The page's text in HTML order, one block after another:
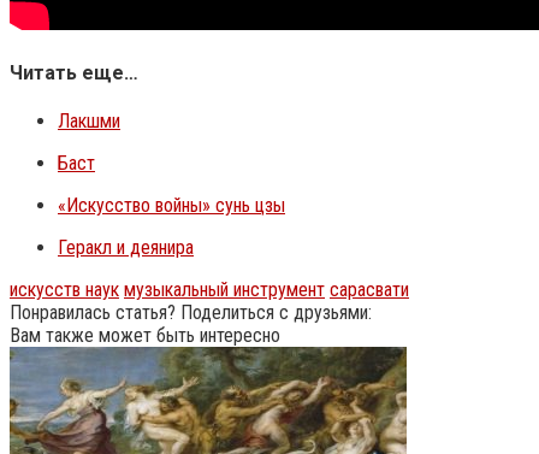
Читать еще…
Лакшми
Баст
«Искусство войны» сунь цзы
Геракл и деянира
искусств наук музыкальный инструмент сарасвати
Понравилась статья? Поделиться с друзьями:
Вам также может быть интересно